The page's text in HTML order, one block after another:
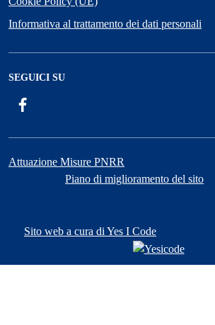
Informativa al trattamento dei dati personali
SEGUICI SU
Attuazione Misure PNRR
Piano di miglioramento del sito
Sito web a cura di Yes I Code